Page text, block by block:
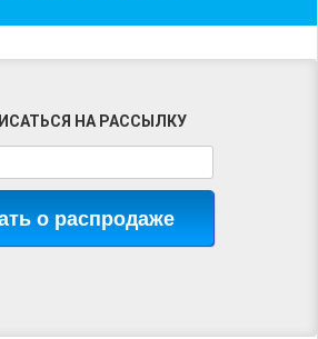
НА РАССЫЛКУ
о распродаже